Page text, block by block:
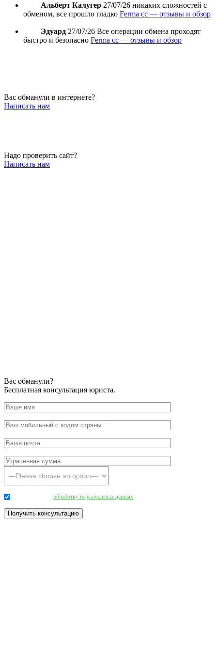
Альберт Калугер 27/07/26 никаких сложностей с
обменом, все прошло гладко Ferma cc — отзывы и обзор
Эдуард 27/07/26 Все операции обмена проходят
быстро и безопасно Ferma cc — отзывы и обзор
Вас обманули в интернете?
Написать нам
Надо проверить сайт?
Написать нам
Вас обманули?
Бесплатная консультация юриста.
обработку персональных данных